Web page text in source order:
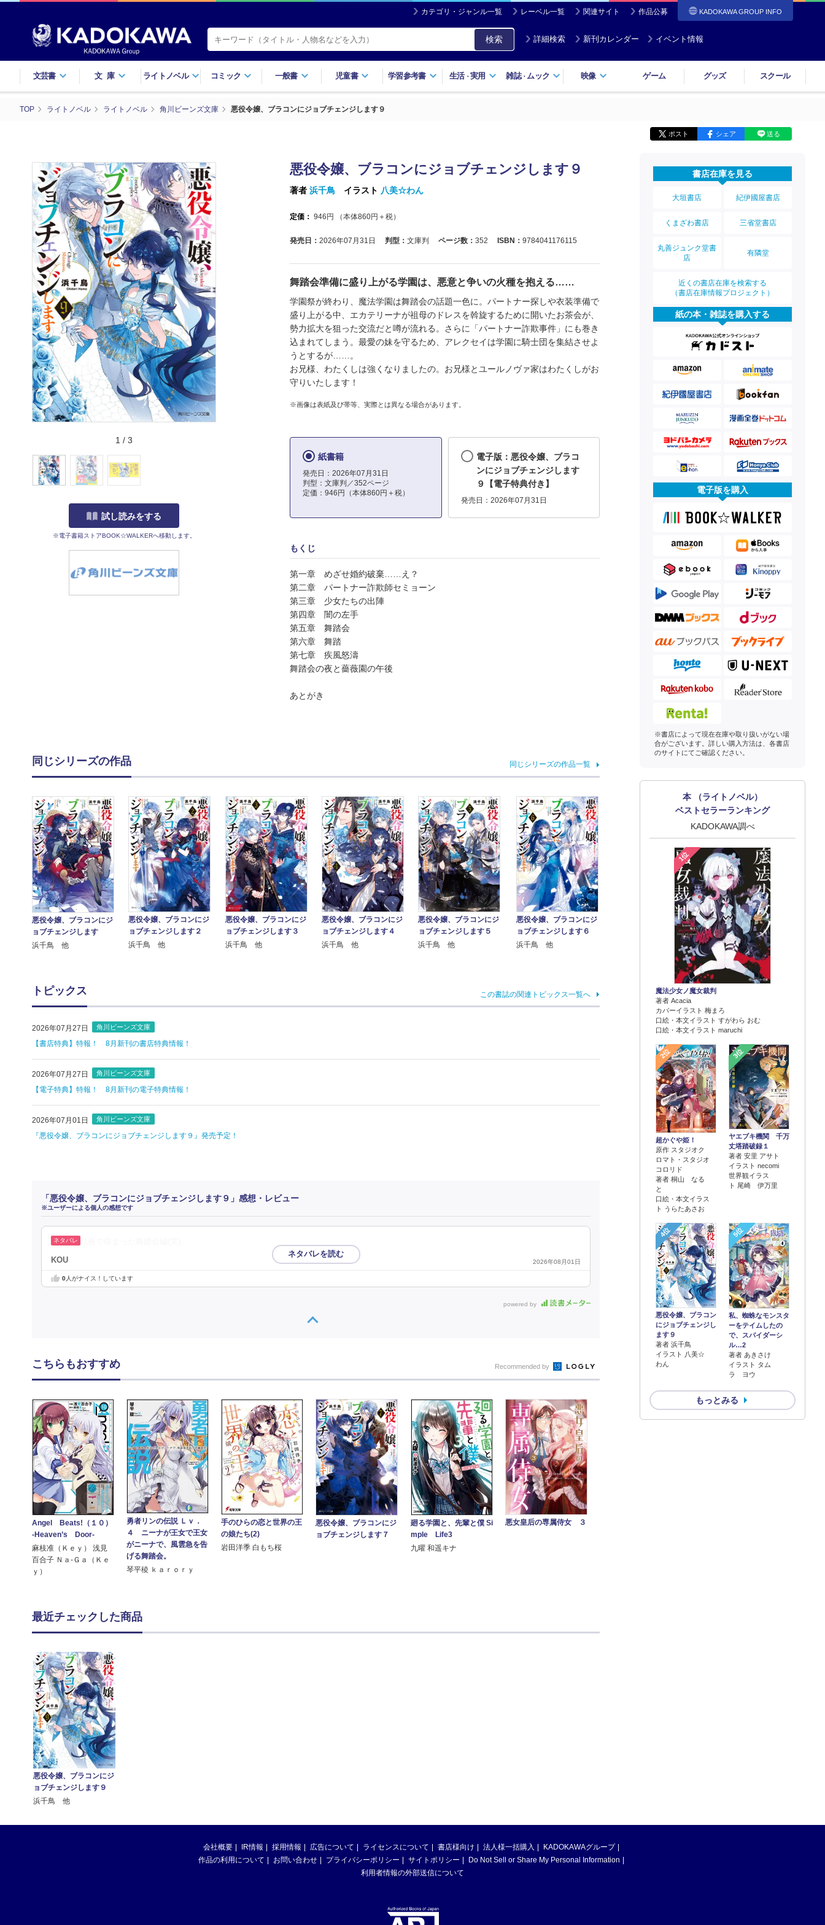
カテゴリ・ジャンル一覧 レーベル一覧 関連サイト 作品公募 KADOKAWA GROUP INFO
検索 詳細検索 新刊カレンダー イベント情報
文芸書 文庫 ライトノベル コミック 一般書 児童書 学習参考書 生活・実用 雑誌・ ムック 映像 ゲーム グッズ スクール
TOP ライトノベル ライトノベル 角川ビーンズ文庫 悪役令嬢、ブラコンにジョブチェンジします９
ポスト シェア 送る
1 / 3
試し読みをする
※電子書籍ストアBOOK☆WALKERへ移動します。
悪役令嬢、ブラコンにジョブチェンジします９
著者 浜千鳥 イラスト 八美☆わん
定価： 946 円 （本体860円＋税）
発売日： 2026年07月31日 判型： 文庫判 ページ数： 352 ISBN： 9784041176115
舞踏会準備に盛り上がる学園は、悪意と争いの火種を抱える……
学園祭が終わり、魔法学園は舞踏会の話題一色に。パートナー探しや衣装準備で
盛り上がる中、エカテリーナが祖母のドレスを斡旋するために開いたお茶会が、
勢力拡大を狙った交流だと噂が流れる。さらに「パートナー詐欺事件」にも巻き
込まれてしまう。最愛の妹を守るため、アレクセイは学園に騎士団を集結させよ
うとするが……。
お兄様、わたくしは強くなりましたの。お兄様とユールノヴァ家はわたくしがお
守りいたします！
※画像は表紙及び帯等、実際とは異なる場合があります。
紙書籍
発売日：2026年07月31日
判型：文庫判／352ページ
定価：946円（本体860円＋税）
電子版：悪役令嬢、ブラコ
ンにジョブチェンジします
９【電子特典付き】
発売日：2026年07月31日
もくじ
第一章 めざせ婚約破棄……え？
第二章 パートナー詐欺師セミョーン
第三章 少女たちの出陣
第四章 闇の左手
第五章 舞踏会
第六章 舞踏
第七章 疾風怒濤
舞踏会の夜と薔薇園の午後
あとがき
同じシリーズの作品 同じシリーズの作品一覧
悪役令嬢、ブラコンにジ
ョブチェンジします
浜千鳥 他
悪役令嬢、ブラコンにジ
ョブチェンジします２
浜千鳥 他
悪役令嬢、ブラコンにジ
ョブチェンジします３
浜千鳥 他
悪役令嬢、ブラコンにジ
ョブチェンジします４
浜千鳥 他
悪役令嬢、ブラコンにジ
ョブチェンジします５
浜千鳥 他
悪役令嬢、ブラコンにジ
ョブチェンジします６
浜千鳥 他
トピックス この書誌の関連トピックス一覧へ
2026年07月27日 角川ビーンズ文庫
【書店特典】特報！ 8月新刊の書店特典情報！
2026年07月27日 角川ビーンズ文庫
【電子特典】特報！ 8月新刊の電子特典情報！
2026年07月01日 角川ビーンズ文庫
『悪役令嬢、ブラコンにジョブチェンジします９』発売予定！
「悪役令嬢、ブラコンにジョブチェンジします９」感想・レビュー
※ユーザーによる個人の感想です
KOU 2026年08月01日
0人がナイス！しています
powered by
書店在庫を見る
大垣書店 紀伊國屋書店
くまざわ書店 三省堂書店
丸善ジュンク堂書
店
有隣堂
近くの書店在庫を検索する
（書店在庫情報プロジェクト）
紙の本・雑誌を購入する
電子版を購入
※書店によって現在在庫や取り扱いがない場
合がございます。詳しい購入方法は、各書店
のサイトにてご確認ください。
本 （ライトノベル）
ベストセラーランキング
KADOKAWA調べ
1位
魔法少女ノ魔女裁判
著者 Acacia
カバーイラスト 梅まろ
口絵・本文イラスト すがわら おむ
口絵・本文イラスト maruchi
2位
超かぐや姫！
原作 スタジオク
ロマト・スタジオ
コロリド
著者 桐山 なる
と
口絵・本文イラス
ト うらたあさお
3位
ヤエブキ機関 千万
丈塔踏破録１
著者 安里 アサト
イラスト necomi
世界観イラス
ト 尾崎 伊万里
4位
悪役令嬢、ブラコン
にジョブチェンジし
ます９
著者 浜千鳥
イラスト 八美☆
わん
5位
私、蜘蛛なモンスタ
ーをテイムしたの
で、スパイダーシ
ル…2
著者 あきさけ
イラスト タム
ラ ヨウ
もっとみる
こちらもおすすめ Recommended by
Angel Beats!（１０）
-Heaven’s Door-
麻枝准（Ｋｅｙ） 浅見
百合子 Ｎａ‐Ｇａ（Ｋｅ
ｙ）
勇者リンの伝説 Ｌｖ．
４ ニーナが王女で王女
がニーナで、風雲急を告
げる舞踏会。
琴平稜 ｋａｒｏｒｙ
手のひらの恋と世界の王
の娘たち(2)
岩田洋季 白もち桜
悪役令嬢、ブラコンにジ
ョブチェンジします７
廻る学園と、先輩と僕 Si
mple Life3
九曜 和遥キナ
悪女皇后の専属侍女 ３
最近チェックした商品
悪役令嬢、ブラコンにジ
ョブチェンジします９
浜千鳥 他
会社概要 IR情報 採用情報 広告について ライセンスについて 書店様向け 法人様一括購入
KADOKAWAグループ
作品の利用について
お問い合わせ プライバシーポリシー サイトポリシー
Do Not Sell or Share My Personal Information
利用者情報の外部送信について